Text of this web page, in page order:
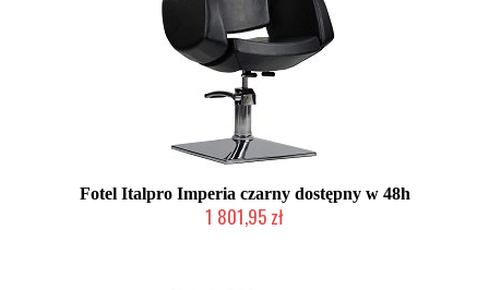
Fotel Italpro Imperia czarny dostępny w 48h
1 801,95 zł